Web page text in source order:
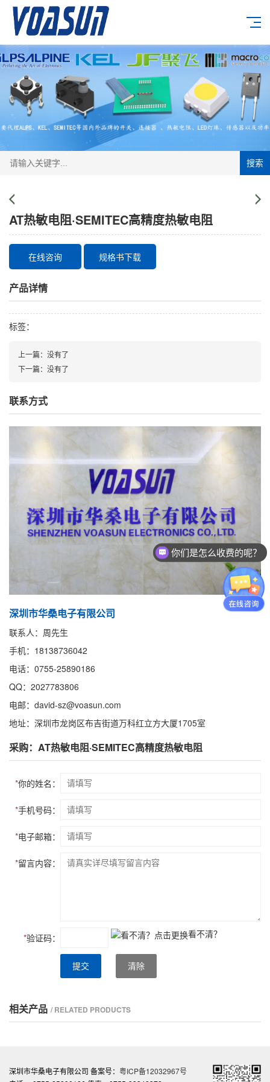
搜索
AT热敏电阻·SEMITEC高精度热敏电阻
在线咨询 规格书下载
产品详情
标签：
上一篇： 没有了
下一篇： 没有了
联系方式
深圳市华桑电子有限公司
联系人：周先生
手机：18138736042
电话：0755-25890186
QQ：2027783806
电邮：david-sz@voasun.com
地址：深圳市龙岗区布吉街道万科红立方大厦1705室
采购：AT热敏电阻·SEMITEC高精度热敏电阻
*你的姓名：
*手机号码：
*电子邮箱：
*留言内容：
*验证码： 看不清？
提交 清除
相关产品 / RELATED PRODUCTS
深圳市华桑电子有限公司 备案号： 粤ICP备12032967号
你们是怎么收费的呢？